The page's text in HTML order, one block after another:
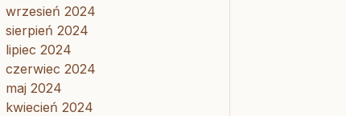
wrzesień 2024
sierpień 2024
lipiec 2024
czerwiec 2024
maj 2024
kwiecień 2024